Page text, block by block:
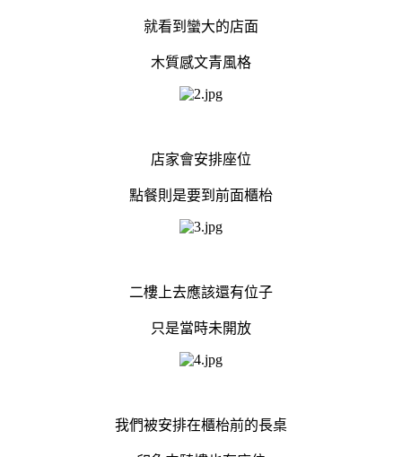
就看到蠻大的店面
木質感文青風格
店家會安排座位
點餐則是要到前面櫃枱
二樓上去應該還有位子
只是當時未開放
我們被安排在櫃枱前的長桌